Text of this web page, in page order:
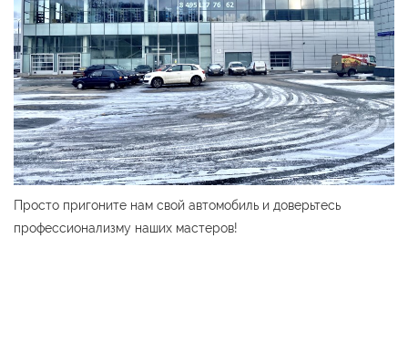
Просто пригоните нам свой автомобиль и доверьтесь
профессионализму наших мастеров!